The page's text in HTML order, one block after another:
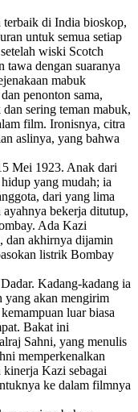
terbaik di India bioskop,
untuk semua setiap
wiski Scotch
tawa dengan suaranya
mabuk
penonton sama,
sering teman mabuk,
film. Ironisnya, citra
aslinya, yang bahwa
Mei 1923. Anak dari
yang mudah; ia
dari yang lima
bekerja ditutup,
Ada Kazi
dan akhirnya dijamin
listrik Bombay
Kadang-kadang ia
yang akan mengirim
luar biasa
Bakat ini
Sahni, yang menulis
memperkenalkan
Kazi sebagai
ke dalam filmnya